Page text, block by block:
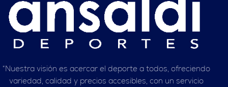
“Nuestra visión es acercar el deporte a todos, ofreciendo
variedad, calidad y precios accesibles, con un servicio